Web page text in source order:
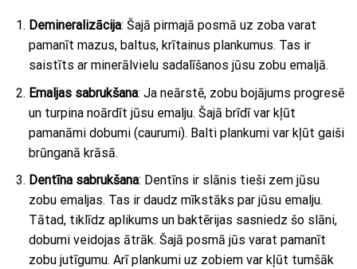
Demineralizācija: Šajā pirmajā posmā uz zoba varat
pamanīt mazus, baltus, krītainus plankumus. Tas ir
saistīts ar minerālvielu sadalīšanos jūsu zobu emaljā.
Emaljas sabrukšana: Ja neārstē, zobu bojājums progresē
un turpina noārdīt jūsu emalju. Šajā brīdī var kļūt
pamanāmi dobumi (caurumi). Balti plankumi var kļūt gaiši
brūnganā krāsā.
Dentīna sabrukšana: Dentīns ir slānis tieši zem jūsu
zobu emaljas. Tas ir daudz mīkstāks par jūsu emalju.
Tātad, tiklīdz aplikums un baktērijas sasniedz šo slāni,
dobumi veidojas ātrāk. Šajā posmā jūs varat pamanīt
zobu jutīgumu. Arī plankumi uz zobiem var kļūt tumšāk